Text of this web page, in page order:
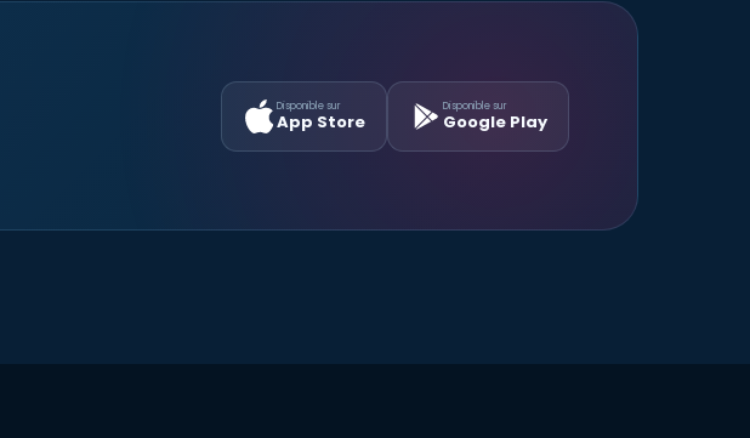
Disponible sur
App Store
Disponible sur
Google Play